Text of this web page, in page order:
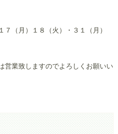
７（月）１８（火）・３１（月）
営業致しますのでよろしくお願いい